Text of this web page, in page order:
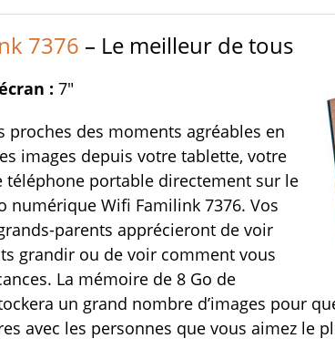
7376 – Le meilleur de tous
: 7″
proches des moments agréables en
images depuis votre tablette, votre
téléphone portable directement sur le
numérique Wifi Familink 7376. Vos
parents apprécieront de voir
grandir ou de voir comment vous
La mémoire de 8 Go de
un grand nombre d’images pour
avec les personnes que vous aimez le